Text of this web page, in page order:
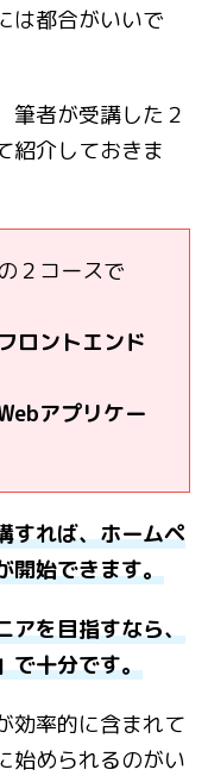
は都合がいいで
筆者が受講した２
紹介しておきま
２コースで
ロントエンド
アプリケー
すれば、ホームペ
開始できます。
アを目指すなら、
で十分です。
効率的に含まれて
始められるのがい